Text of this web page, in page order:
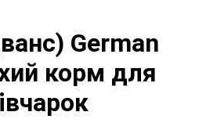
German
корм для